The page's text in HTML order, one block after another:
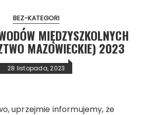
BEZ-KATEGORI
MIĘDZYSZKOLNYCH
MAZOWIECKIE) 2023
28 listopada, 2023